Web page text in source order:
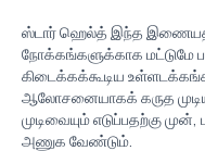
ஸ்டார் ஹெல்த் இந்த
நோக்கங்களுக்காக மட்டுமே
கிடைக்கக்கூடிய
ஆலோசனையாகக் கருத
முடிவையும் எடுப்பதற்கு
அணுக வேண்டும்.